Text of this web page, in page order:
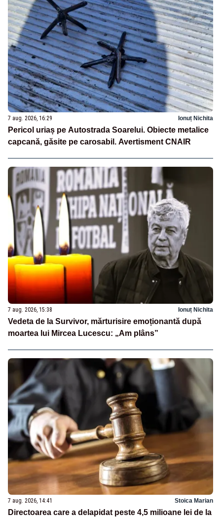
7 aug. 2026, 16:29 Ionuț Nichita
Pericol uriaș pe Autostrada Soarelui. Obiecte metalice
capcană, găsite pe carosabil. Avertisment CNAIR
7 aug. 2026, 15:38 Ionuț Nichita
Vedeta de la Survivor, mărturisire emoționantă după
moartea lui Mircea Lucescu: „Am plâns”
7 aug. 2026, 14:41 Stoica Marian
Directoarea care a delapidat peste 4,5 milioane lei de la